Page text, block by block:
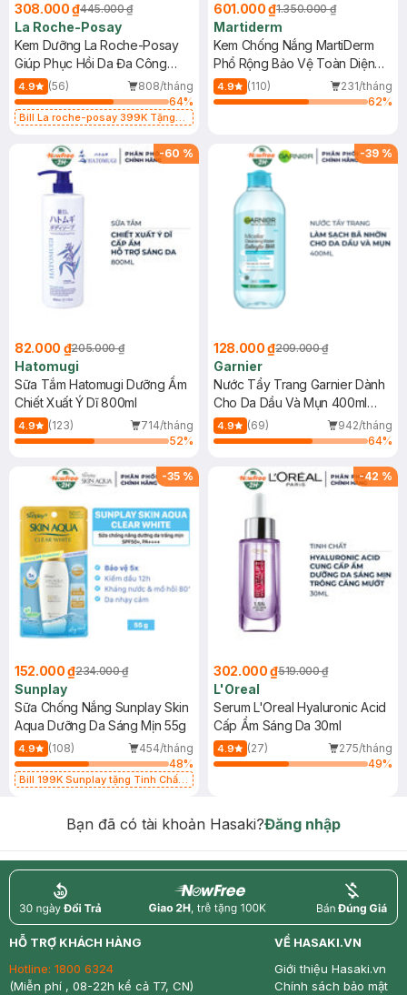
308.000 ₫445.000 ₫
La Roche-Posay
Kem Dưỡng La Roche-Posay
Giúp Phục Hồi Da Đa Công
Dụng 40ml
4.9 (56)
808/tháng
64%
Bill La roche-posay 399K Tặng
(SL có hạn)
601.000 ₫1.350.000 ₫
Martiderm
Kem Chống Nắng MartiDerm
Phổ Rộng Bảo Vệ Toàn Diện
40ml
4.9 (110)
231/tháng
62%
-60 %
82.000 ₫205.000 ₫
Hatomugi
Sữa Tắm Hatomugi Dưỡng Ẩm
Chiết Xuất Ý Dĩ 800ml
4.9 (123)
714/tháng
52%
-39 %
128.000 ₫209.000 ₫
Garnier
Nước Tẩy Trang Garnier Dành
Cho Da Dầu Và Mụn 400ml
(Mới)
4.9 (69)
942/tháng
64%
-35 %
152.000 ₫234.000 ₫
Sunplay
Sữa Chống Nắng Sunplay Skin
Aqua Dưỡng Da Sáng Mịn 55g
4.9 (108)
454/tháng
48%
Bill 199K Sunplay tặng Tinh Chất
-42 %
302.000 ₫519.000 ₫
L'Oreal
Serum L'Oreal Hyaluronic Acid
Cấp Ẩm Sáng Da 30ml
4.9 (27)
275/tháng
49%
Bạn đã có tài khoản Hasaki?Đăng nhập
return nowfree price
HỖ TRỢ KHÁCH HÀNG
Hotline: 1800 6324
(Miễn phí , 08-22h kể cả T7, CN)
VỀ HASAKI.VN
Giới thiệu Hasaki.vn
Chính sách bảo mật